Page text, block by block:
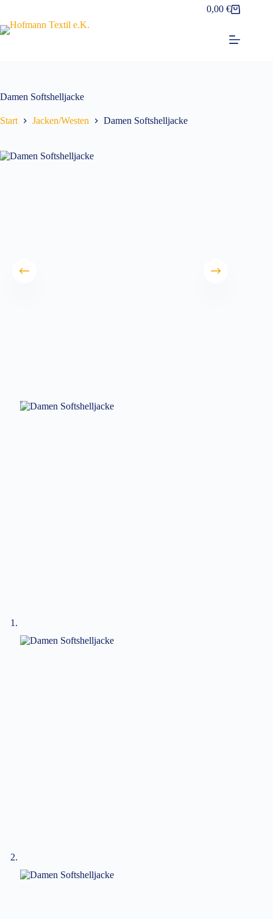
springen
Warenkorb
0,00€
Damen Softshelljacke
Start Jacken/Westen Damen Softshelljacke